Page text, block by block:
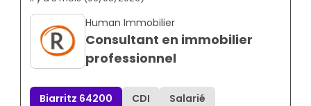
Human Immobilier
Consultant en immobilier
professionnel
Biarritz 64200 CDI
Salarié